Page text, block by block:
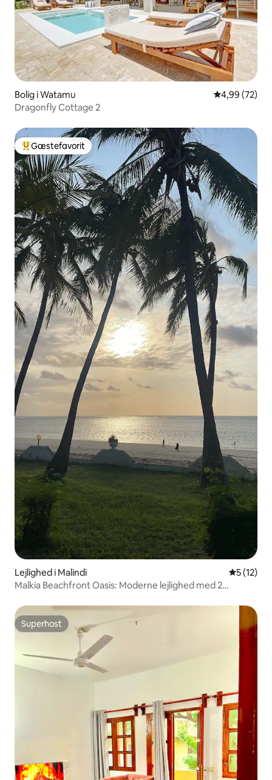
Bolig i Watamu 4,99 ud af 5 i
4,99 (72)
Dragonfly Cottage 2
Bedste gæstefavorit
Gæstefavorit
Lejlighed i Malindi 5 ud af 5
5 (12)
Malkia Beachfront Oasis: Moderne lejlighed med 2
Superhost
Superhost